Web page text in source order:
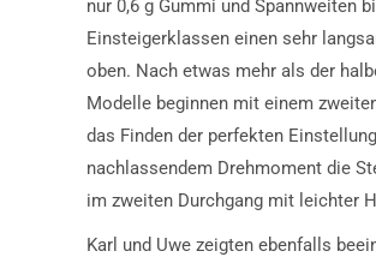
nur 0,6 g Gummi und Spannweiten
Einsteigerklassen einen sehr
oben. Nach etwas mehr als der
Modelle beginnen mit einem
das Finden der perfekten
nachlassendem Drehmoment die
im zweiten Durchgang mit leichter
Karl und Uwe zeigten ebenfalls